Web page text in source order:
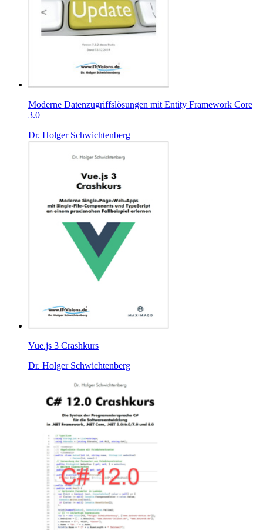
Moderne Datenzugriffslösungen mit Entity Framework Core
3.0
Dr. Holger Schwichtenberg
Vue.js 3 Crashkurs
Dr. Holger Schwichtenberg